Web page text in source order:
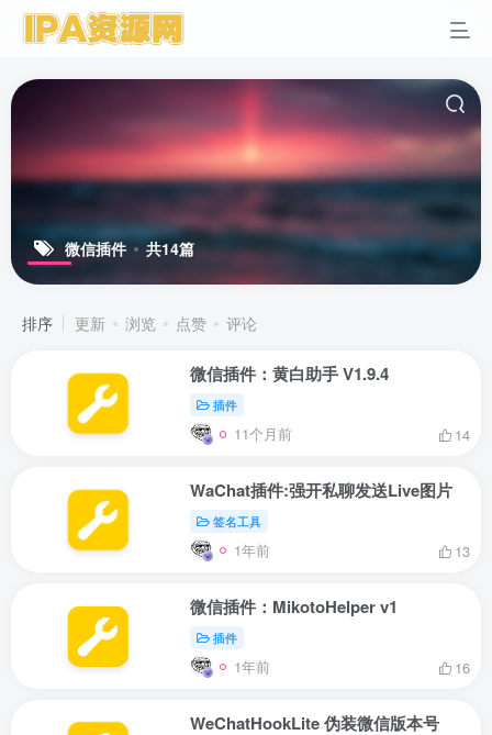
微信插件 共14篇
排序 更新 浏览 点赞 评论
微信插件：黄白助手 V1.9.4
插件
11个月前 14
WaChat插件:强开私聊发送Live图片
签名工具
1年前 13
微信插件：MikotoHelper v1
插件
1年前 16
WeChatHookLite 伪装微信版本号